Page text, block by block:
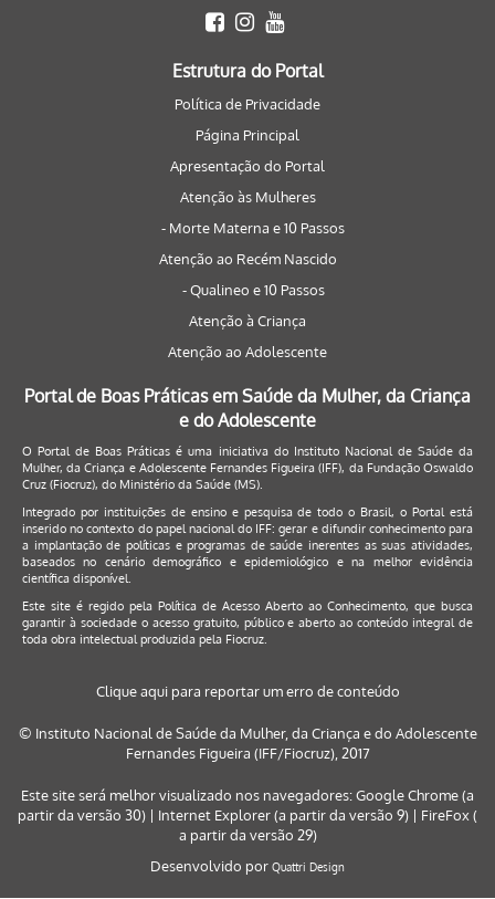
Estrutura do Portal
Política de Privacidade
Página Principal
Apresentação do Portal
Atenção às Mulheres
- Morte Materna e 10 Passos
Atenção ao Recém Nascido
- Qualineo e 10 Passos
Atenção à Criança
Atenção ao Adolescente
Portal de Boas Práticas em Saúde da Mulher, da Criança
e do Adolescente
O Portal de Boas Práticas é uma iniciativa do Instituto Nacional de Saúde da
Mulher, da Criança e Adolescente Fernandes Figueira (IFF), da Fundação Oswaldo
Cruz (Fiocruz), do Ministério da Saúde (MS).
Integrado por instituições de ensino e pesquisa de todo o Brasil, o Portal está
inserido no contexto do papel nacional do IFF: gerar e difundir conhecimento para
a implantação de políticas e programas de saúde inerentes as suas atividades,
baseados no cenário demográfico e epidemiológico e na melhor evidência
científica disponível.
Este site é regido pela Política de Acesso Aberto ao Conhecimento, que busca
garantir à sociedade o acesso gratuito, público e aberto ao conteúdo integral de
toda obra intelectual produzida pela Fiocruz.
Clique aqui para reportar um erro de conteúdo
© Instituto Nacional de Saúde da Mulher, da Criança e do Adolescente
Fernandes Figueira (IFF/Fiocruz), 2017
Este site será melhor visualizado nos navegadores: Google Chrome (a
partir da versão 30) | Internet Explorer (a partir da versão 9) | FireFox (
a partir da versão 29)
Desenvolvido por Quattri Design